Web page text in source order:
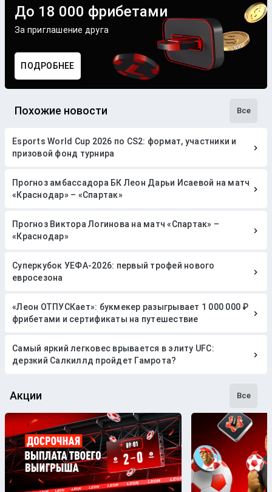
До 18 000 фрибетами
За приглашение друга
ПОДРОБНЕЕ
Похожие новости Все
Esports World Cup 2026 по CS2: формат, участники и
призовой фонд турнира
Прогноз амбассадора БК Леон Дарьи Исаевой на матч
«Краснодар» – «Спартак»
Прогноз Виктора Логинова на матч «Спартак» –
«Краснодар»
Суперкубок УЕФА-2026: первый трофей нового
евросезона
«Леон ОТПУСКает»: букмекер разыгрывает 1 000 000 ₽
фрибетами и сертификаты на путешествие
Самый яркий легковес врывается в элиту UFC:
дерзкий Салкиллд пройдет Гамрота?
Акции Все